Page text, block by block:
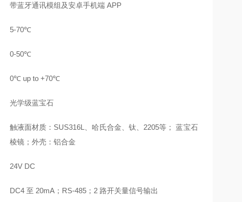
带蓝牙通讯模组及安卓手机端 APP
5-70℃
0-50℃
0℃ up to +70℃
光学级蓝宝石
触液面材质：SUS316L、哈氏合金、钛、2205等； 蓝宝石
棱镜；外壳：铝合金
24V DC
DC4 至 20mA；RS-485；2 路开关量信号输出